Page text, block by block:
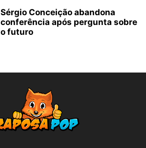
Sérgio Conceição abandona
conferência após pergunta sobre
o futuro